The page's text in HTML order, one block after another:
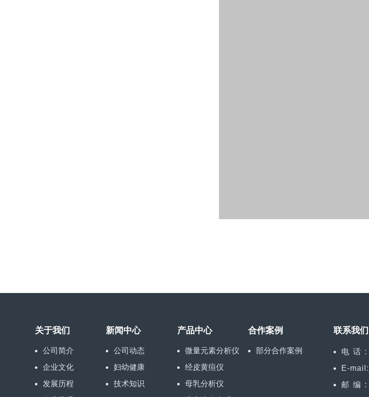
关于我们
公司简介
企业文化
发展历程
新闻中心
公司动态
妇幼健康
技术知识
产品中心
微量元素分析仪
经皮黄疸仪
母乳分析仪
合作案例
部分合作案例
联系我们
电话:
E-mail:
邮编: